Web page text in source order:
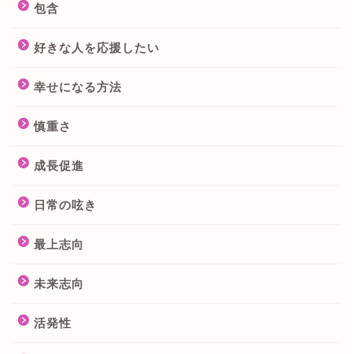
包含
好きな人を応援したい
幸せになる方法
慎重さ
成長促進
日常の呟き
最上志向
未来志向
活発性